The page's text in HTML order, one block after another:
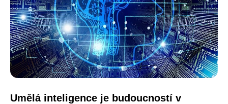
Umělá inteligence je budoucností v